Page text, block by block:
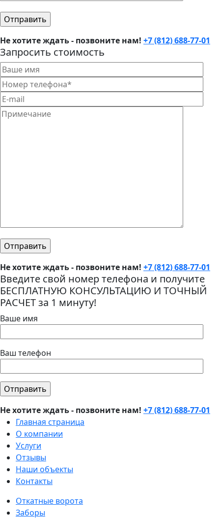
Не хотите ждать - позвоните нам! +7 (812) 688-77-01
Запросить стоимость
Не хотите ждать - позвоните нам! +7 (812) 688-77-01
Введите свой номер телефона и получите
БЕСПЛАТНУЮ КОНСУЛЬТАЦИЮ И ТОЧНЫЙ
РАСЧЕТ за 1 минуту!
Ваше имя
Ваш телефон
Не хотите ждать - позвоните нам! +7 (812) 688-77-01
Главная страница
О компании
Услуги
Отзывы
Наши объекты
Контакты
Откатные ворота
Заборы